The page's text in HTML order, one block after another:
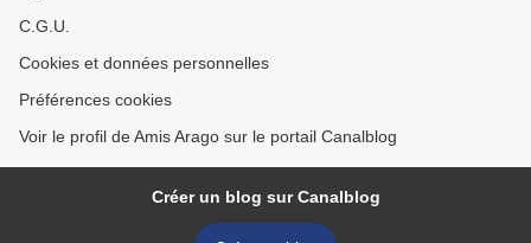
C.G.U.
Cookies et données personnelles
Préférences cookies
Voir le profil de Amis Arago sur le portail Canalblog
Créer un blog sur Canalblog